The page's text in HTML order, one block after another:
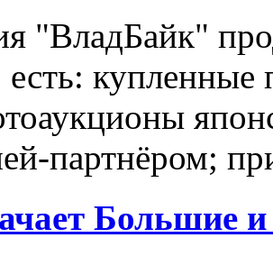
"ВладБайк"
купленные
партнёром;
Большие